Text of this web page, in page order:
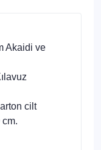
ve
cilt